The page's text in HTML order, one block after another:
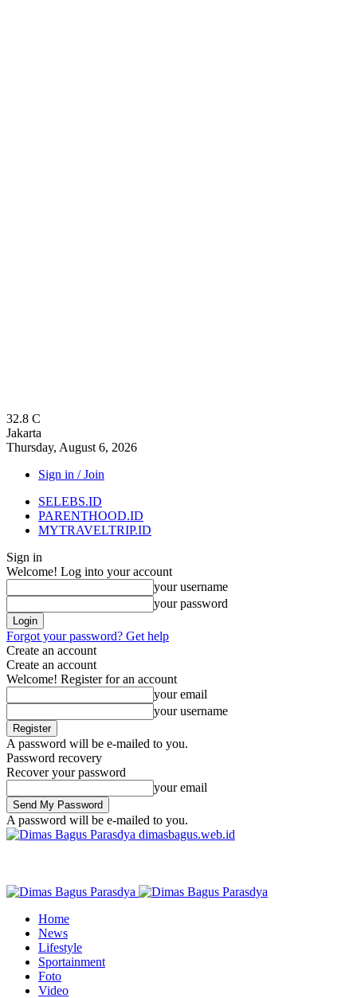
32.8 C
Jakarta
Thursday, August 6, 2026
Sign in / Join
SELEBS.ID
PARENTHOOD.ID
MYTRAVELTRIP.ID
Sign in
Welcome! Log into your account
your username
your password
Forgot your password? Get help
Create an account
Create an account
Welcome! Register for an account
your email
your username
A password will be e-mailed to you.
Password recovery
Recover your password
your email
A password will be e-mailed to you.
dimasbagus.web.id
Home
News
Lifestyle
Sportainment
Foto
Video